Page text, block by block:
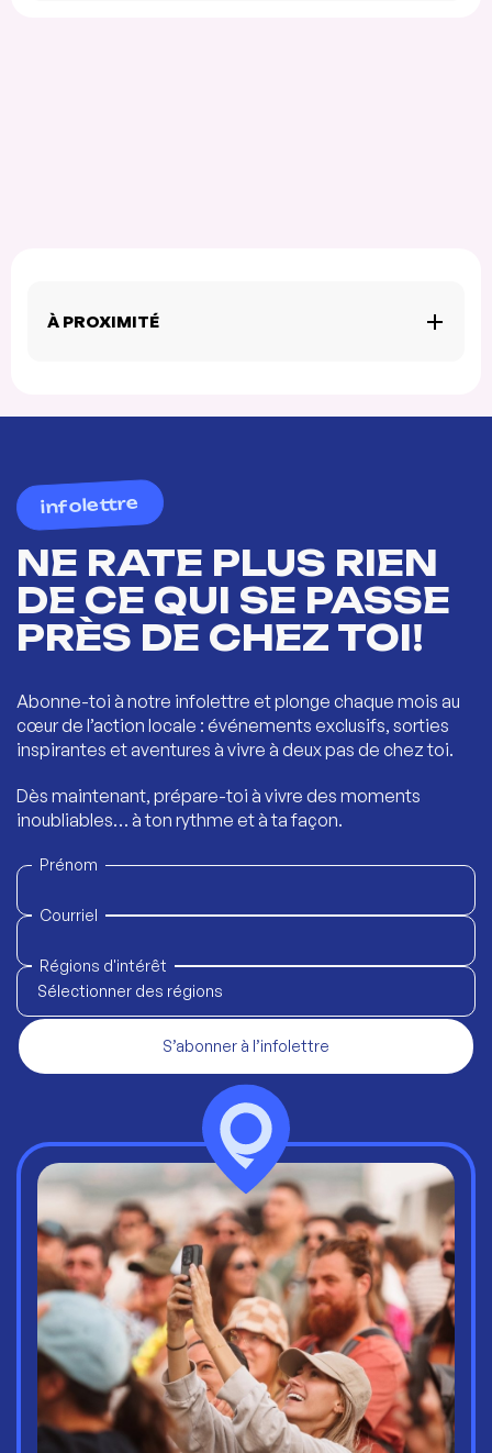
À PROXIMITÉ
infolettre
NE RATE PLUS RIEN
DE CE QUI SE PASSE
PRÈS DE CHEZ TOI!
Abonne-toi à notre infolettre et plonge chaque mois au
cœur de l’action locale : événements exclusifs, sorties
inspirantes et aventures à vivre à deux pas de chez toi.
Dès maintenant, prépare-toi à vivre des moments
inoubliables… à ton rythme et à ta façon.
Prénom
Courriel
Régions d'intérêt
Sélectionner des régions
S’abonner à l’infolettre